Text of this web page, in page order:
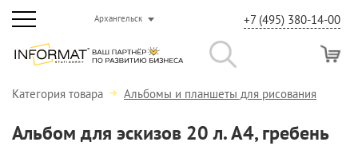
Архангельск +7 (495) 380-14-00
Категория товара Альбомы и планшеты для рисования
Альбом для эскизов 20 л. А4, гребень